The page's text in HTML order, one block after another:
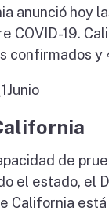
anunció hoy
COVID-19.
confirmados y
de
el estado, el
California